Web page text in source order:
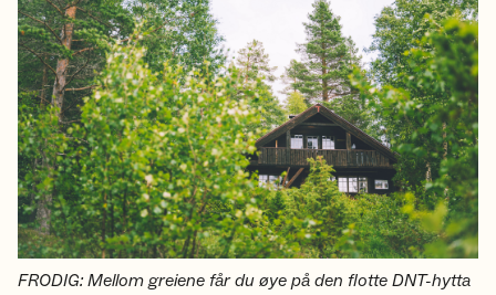
FRODIG: Mellom greiene får du øye på den flotte DNT-hytta